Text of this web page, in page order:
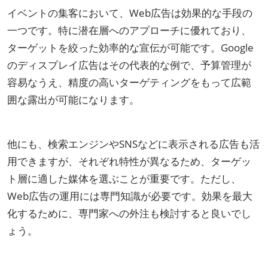
イベントの集客において、Web広告は効果的な手段の
一つです。特に潜在層へのアプローチに優れており、
ターゲットを絞った効率的な宣伝が可能です。Google
のディスプレイ広告はその代表的な例で、予算管理が
容易なうえ、精度の高いターゲティングをもって広範
囲な露出が可能になります。
他にも、検索エンジンやSNSなどに表示される広告も活
用できますが、それぞれ特性が異なるため、ターゲッ
ト層に適した媒体を選ぶことが重要です。ただし、
Web広告の運用には専門知識が必要です。効果を最大
化するために、専門家への外注も検討すると良いでし
ょう。